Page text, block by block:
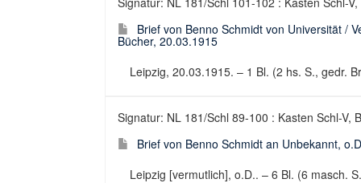
Brief von Benno Schmidt von Universität /
Bücher, 20.03.1915
Leipzig, 20.03.1915. – 1 Bl. (2 hs. S., gedr.
Signatur: NL 181/Schl 89-100 : Kasten Schl-V,
Brief von Benno Schmidt an Unbekannt,
Leipzig [vermutlich], o.D.. – 6 Bl. (6 masch.